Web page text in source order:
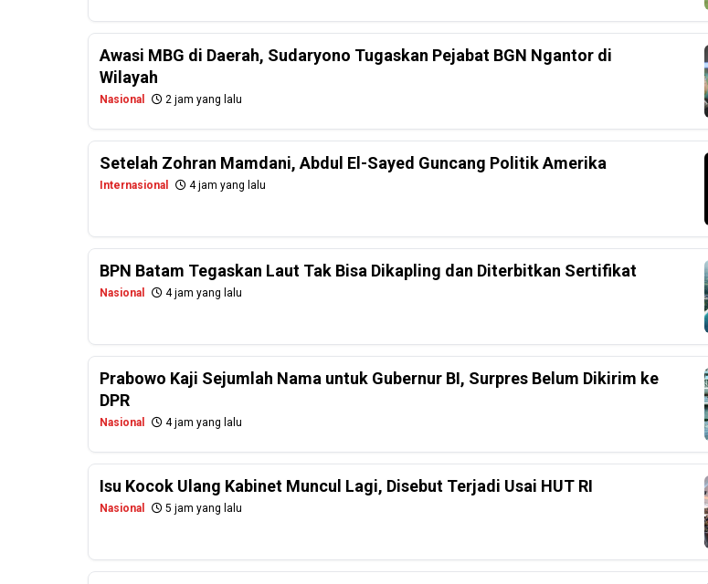
Awasi MBG di Daerah, Sudaryono Tugaskan Pejabat BGN Ngantor di
Wilayah
Nasional 2 jam yang lalu
Setelah Zohran Mamdani, Abdul El-Sayed Guncang Politik Amerika
Internasional 4 jam yang lalu
BPN Batam Tegaskan Laut Tak Bisa Dikapling dan Diterbitkan Sertifikat
Nasional 4 jam yang lalu
Prabowo Kaji Sejumlah Nama untuk Gubernur BI, Surpres Belum Dikirim ke
DPR
Nasional 4 jam yang lalu
Isu Kocok Ulang Kabinet Muncul Lagi, Disebut Terjadi Usai HUT RI
Nasional 5 jam yang lalu